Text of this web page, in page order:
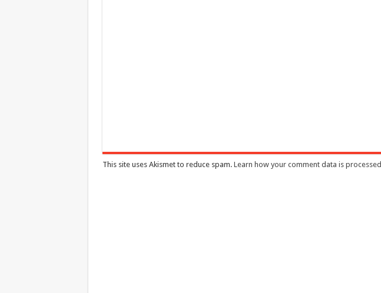
This site uses Akismet to reduce spam. Learn how your comment data is processed